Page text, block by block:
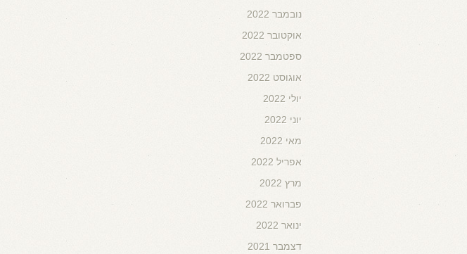
נובמבר 2022
אוקטובר 2022
ספטמבר 2022
אוגוסט 2022
יולי 2022
יוני 2022
מאי 2022
אפריל 2022
מרץ 2022
פברואר 2022
ינואר 2022
דצמבר 2021